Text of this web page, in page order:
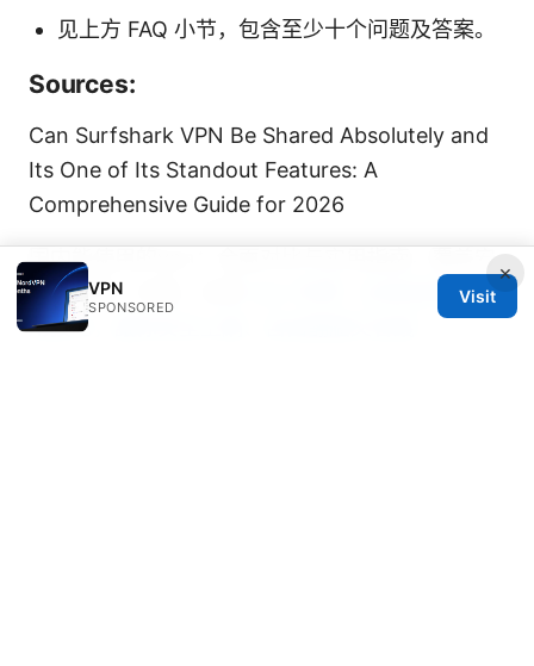
见上方 FAQ 小节，包含至少十个问题及答案。
Sources:
Can Surfshark VPN Be Shared Absolutely and
Its One of Its Standout Features: A
Comprehensive Guide for 2026
国内能使用的vpn：全面对比与实用指南，覆盖安
全、速度、价格、合规
Vpn 免費：全面指南與實
用技巧，讓你安全上網、自由翻牆又省錢
×
VPN
SPONSORED
Visit